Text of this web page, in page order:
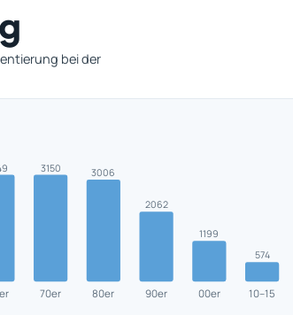
bei der
70er
3150
80er
3006
90er
2062
00er
1199
10–15
574